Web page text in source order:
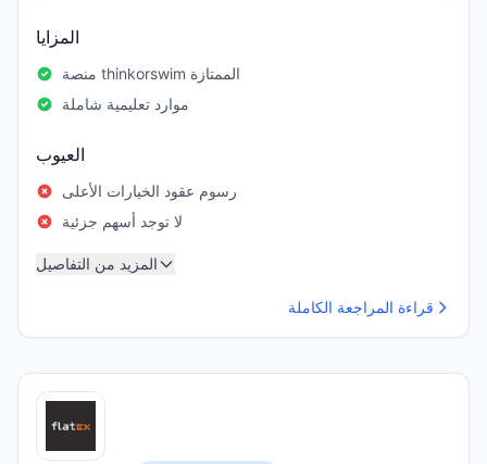
المزايا
منصة thinkorswim الممتازة
موارد تعليمية شاملة
العيوب
رسوم عقود الخيارات الأعلى
لا توجد أسهم جزئية
المزيد من التفاصيل
قراءة المراجعة الكاملة